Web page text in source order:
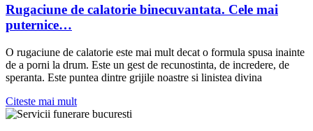
Rugaciune de calatorie binecuvantata. Cele mai
puternice…
O rugaciune de calatorie este mai mult decat o formula spusa inainte
de a porni la drum. Este un gest de recunostinta, de incredere, de
speranta. Este puntea dintre grijile noastre si linistea divina
Citeste mai mult